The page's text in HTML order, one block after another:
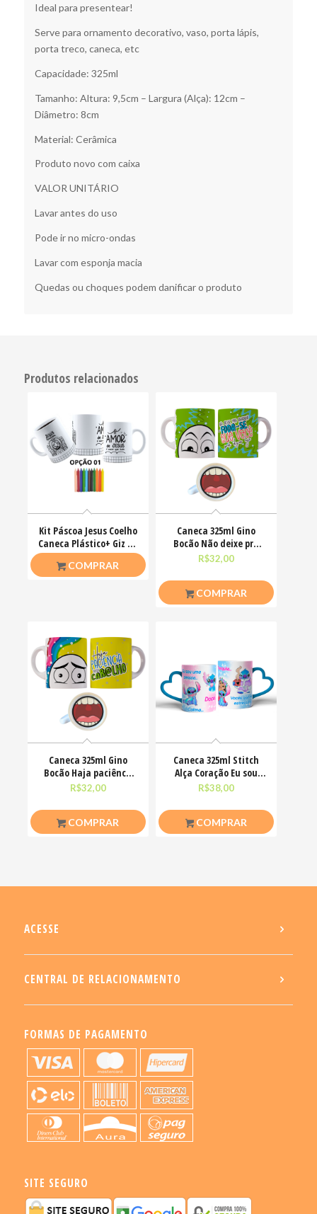
Ideal para presentear!
Serve para ornamento decorativo, vaso, porta lápis,
porta treco, caneca, etc
Capacidade: 325ml
Tamanho: Altura: 9,5cm – Largura (Alça): 12cm –
Diâmetro: 8cm
Material: Cerâmica
Produto novo com caixa
VALOR UNITÁRIO
Lavar antes do uso
Pode ir no micro-ondas
Lavar com esponja macia
Quedas ou choques podem danificar o produto
Produtos relacionados
Kit Páscoa Jesus Coelho
Caneca Plástico+ Giz De
Cera Colorir
COMPRAR
Caneca 325ml Gino
Bocão Não deixe pra
amanhã o foda-se que
R$32,00
COMPRAR
Caneca 325ml Gino
Bocão Haja paciênca
nesse caralho Meme
R$32,00
COMPRAR
Caneca 325ml Stitch
Alça Coração Eu sou
uma pessoa calma
R$38,00
COMPRAR
ACESSE
CENTRAL DE RELACIONAMENTO
FORMAS DE PAGAMENTO
SITE SEGURO